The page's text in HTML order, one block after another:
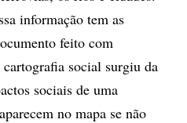
informação tem as
feito com
social surgiu da
sociais de uma
no mapa se não